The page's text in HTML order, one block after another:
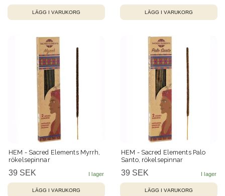
HEM - Sacred Elements Myrrh,
rökelsepinnar
39 SEK
HEM - Sacred Elements Palo
Santo, rökelsepinnar
39 SEK